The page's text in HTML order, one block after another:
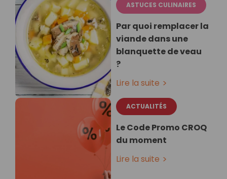
ASTUCES CULINAIRES
Par quoi remplacer la
viande dans une
blanquette de veau
?
Lire la suite
ACTUALITÉS
Le Code Promo CROQ
du moment
Lire la suite